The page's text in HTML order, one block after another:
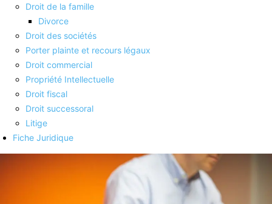
Droit de la famille
Divorce
Droit des sociétés
Porter plainte et recours légaux
Droit commercial
Propriété Intellectuelle
Droit fiscal
Droit successoral
Litige
Fiche Juridique